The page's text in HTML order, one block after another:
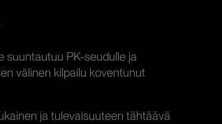
suuntautuu PK-seudulle ja
välinen kilpailu koventunut
ja tulevaisuuteen tähtäävä